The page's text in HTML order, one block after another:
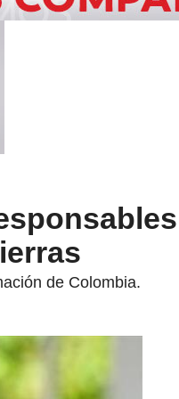
de Colombia.